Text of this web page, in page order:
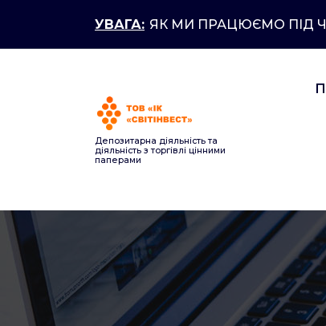
контенту
УВАГА: ЯК МИ ПРАЦЮЄМО ПІД
Депозитарна діяльність та
діяльність з торгівлі цінними
паперами